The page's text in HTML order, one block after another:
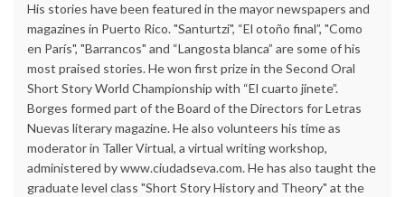
His stories have been featured in the mayor newspapers and
magazines in Puerto Rico. "Santurtzi", “El otoño final”, "Como
en París", "Barrancos" and “Langosta blanca” are some of his
most praised stories. He won first prize in the Second Oral
Short Story World Championship with “El cuarto jinete”.
Borges formed part of the Board of the Directors for Letras
Nuevas literary magazine. He also volunteers his time as
moderator in Taller Virtual, a virtual writing workshop,
administered by www.ciudadseva.com. He has also taught the
graduate level class "Short Story History and Theory" at the